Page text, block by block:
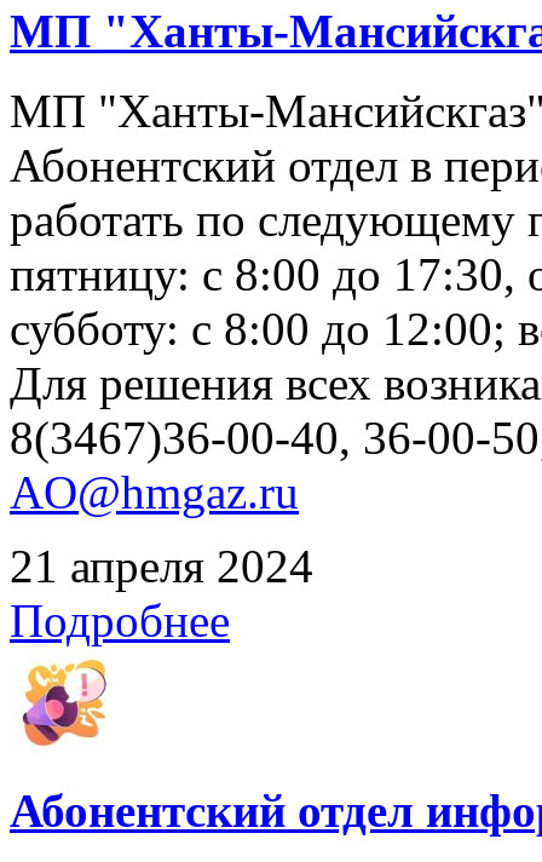
МП "Ханты-
МП "Ханты-Мансийскгаз"
Абонентский отдел в
работать по следующему
пятницу: с 8:00 до 17:30,
субботу: с 8:00 до 12:00;
Для решения всех
8(3467)36-00-40, 36-00-
AO@hmgaz.ru
21 апреля 2024
Подробнее
Абонентский отдел